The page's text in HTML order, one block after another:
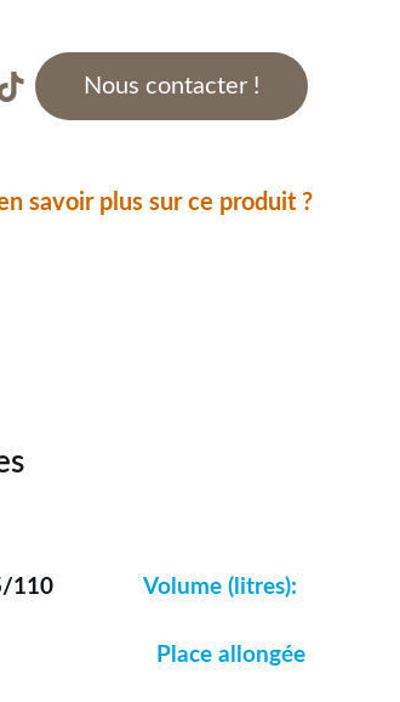
Nous contacter !
en savoir plus sur ce produit ?
95/110 Volume (litres):
5
Place allongée